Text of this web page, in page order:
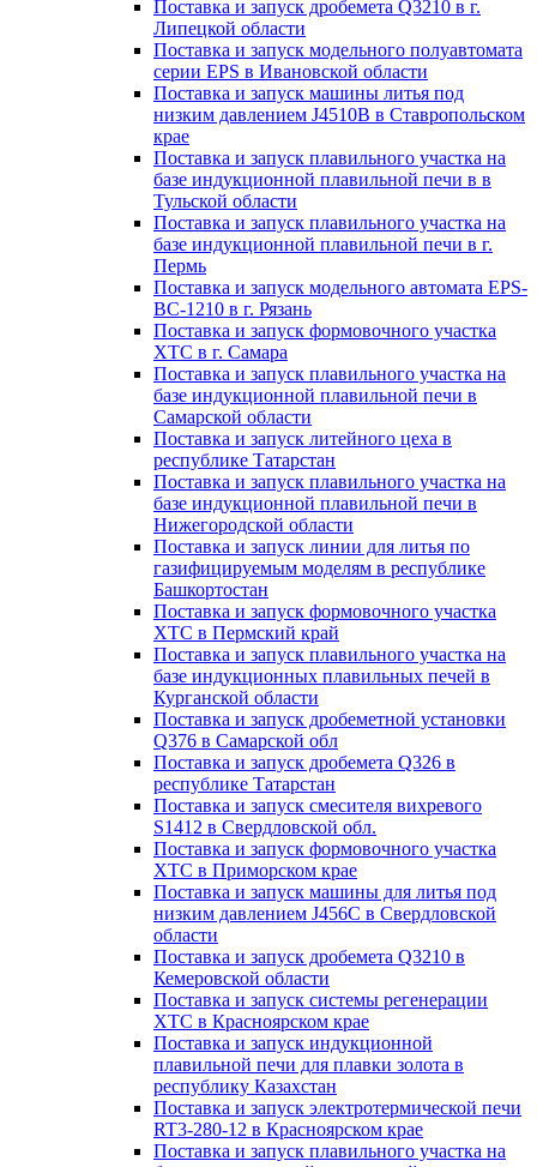
Поставка и запуск дробемета Q3210 в г.
Липецкой области
Поставка и запуск модельного полуавтомата
серии EPS в Ивановской области
Поставка и запуск машины литья под
низким давлением J4510B в Ставропольском
крае
Поставка и запуск плавильного участка на
базе индукционной плавильной печи в в
Тульской области
Поставка и запуск плавильного участка на
базе индукционной плавильной печи в г.
Пермь
Поставка и запуск модельного автомата EPS-
BC-1210 в г. Рязань
Поставка и запуск формовочного участка
ХТС в г. Самара
Поставка и запуск плавильного участка на
базе индукционной плавильной печи в
Самарской области
Поставка и запуск литейного цеха в
республике Татарстан
Поставка и запуск плавильного участка на
базе индукционной плавильной печи в
Нижегородской области
Поставка и запуск линии для литья по
газифицируемым моделям в республике
Башкортостан
Поставка и запуск формовочного участка
ХТС в Пермский край
Поставка и запуск плавильного участка на
базе индукционных плавильных печей в
Курганской области
Поставка и запуск дробеметной установки
Q376 в Самарской обл
Поставка и запуск дробемета Q326 в
республике Татарстан
Поставка и запуск смесителя вихревого
S1412 в Свердловской обл.
Поставка и запуск формовочного участка
ХТС в Приморском крае
Поставка и запуск машины для литья под
низким давлением J456С в Свердловской
области
Поставка и запуск дробемета Q3210 в
Кемеровской области
Поставка и запуск системы регенерации
ХТС в Красноярском крае
Поставка и запуск индукционной
плавильной печи для плавки золота в
республику Казахстан
Поставка и запуск электротермической печи
RT3-280-12 в Красноярском крае
Поставка и запуск плавильного участка на